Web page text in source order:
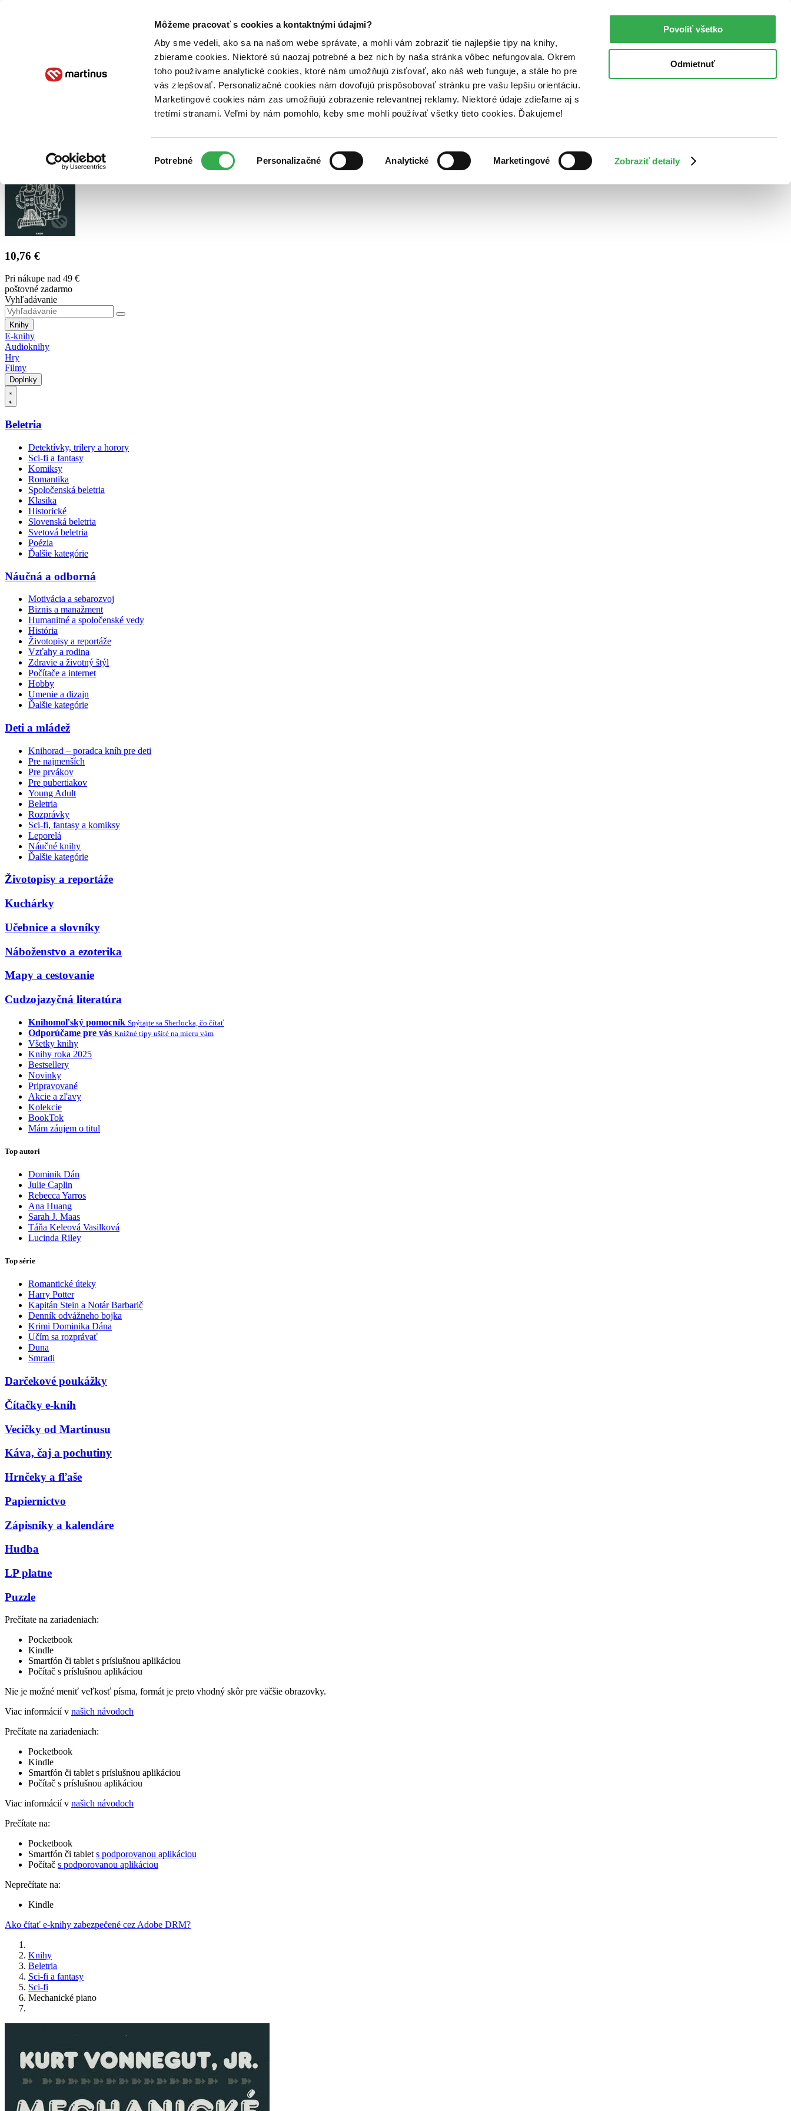
Môžeme pracovať s cookies a kontaktnými údajmi?
Aby sme vedeli, ako sa na našom webe správate, a mohli vám zobraziť tie najlepšie tipy na knihy,
zbierame cookies. Niektoré sú naozaj potrebné a bez nich by naša stránka vôbec nefungovala. Okrem
toho používame analytické cookies, ktoré nám umožňujú zisťovať, ako náš web funguje, a stále ho pre
vás zlepšovať. Personalizačné cookies nám dovoľujú prispôsobovať stránku pre vašu lepšiu orientáciu.
Marketingové cookies nám zas umožňujú zobrazenie relevantnej reklamy. Niektoré údaje zdieľame aj s
tretími stranami. Veľmi by nám pomohlo, keby sme mohli používať všetky tieto cookies. Ďakujeme!
súhlasu
Potrebné Personalizačné Analytické Marketingové Zobraziť detaily
Povoliť všetko
Odmietnuť
Poukážky Kontakt
10,76 €
Pri nákupe nad 49 €
poštovné zadarmo
Vyhľadávanie
Knihy
E-knihy
Audioknihy
Hry
Filmy
Doplnky
Beletria
Detektívky, trilery a horory
Sci-fi a fantasy
Komiksy
Romantika
Spoločenská beletria
Klasika
Historické
Slovenská beletria
Svetová beletria
Poézia
Ďalšie kategórie
Náučná a odborná
Motivácia a sebarozvoj
Biznis a manažment
Humanitné a spoločenské vedy
História
Životopisy a reportáže
Vzťahy a rodina
Zdravie a životný štýl
Počítače a internet
Hobby
Umenie a dizajn
Ďalšie kategórie
Deti a mládež
Knihorad – poradca kníh pre deti
Pre najmenších
Pre prvákov
Pre pubertiakov
Young Adult
Beletria
Rozprávky
Sci-fi, fantasy a komiksy
Leporelá
Náučné knihy
Ďalšie kategórie
Životopisy a reportáže
Kuchárky
Učebnice a slovníky
Náboženstvo a ezoterika
Mapy a cestovanie
Cudzojazyčná literatúra
Knihomoľský pomocník Spýtajte sa Sherlocka, čo čítať
Odporúčame pre vás Knižné tipy ušité na mieru vám
Všetky knihy
Knihy roka 2025
Bestsellery
Novinky
Pripravované
Akcie a zľavy
Kolekcie
BookTok
Mám záujem o titul
Top autori
Dominik Dán
Julie Caplin
Rebecca Yarros
Ana Huang
Sarah J. Maas
Táňa Keleová Vasilková
Lucinda Riley
Top série
Romantické úteky
Harry Potter
Kapitán Stein a Notár Barbarič
Denník odvážneho bojka
Krimi Dominika Dána
Učím sa rozprávať
Duna
Smradi
Darčekové poukážky
Čítačky e-kníh
Vecičky od Martinusu
Káva, čaj a pochutiny
Hrnčeky a fľaše
Papiernictvo
Zápisníky a kalendáre
Hudba
LP platne
Puzzle
Prečítate na zariadeniach:
Pocketbook
Kindle
Smartfón či tablet s príslušnou aplikáciou
Počítač s príslušnou aplikáciou
Nie je možné meniť veľkosť písma, formát je preto vhodný skôr pre väčšie obrazovky.
Viac informácií v našich návodoch
Prečítate na zariadeniach:
Pocketbook
Kindle
Smartfón či tablet s príslušnou aplikáciou
Počítač s príslušnou aplikáciou
Viac informácií v našich návodoch
Prečítate na:
Pocketbook
Smartfón či tablet s podporovanou aplikáciou
Počítač s podporovanou aplikáciou
Neprečítate na:
Kindle
Ako čítať e-knihy zabezpečené cez Adobe DRM?
Knihy
Beletria
Sci-fi a fantasy
Sci-fi
Mechanické piano